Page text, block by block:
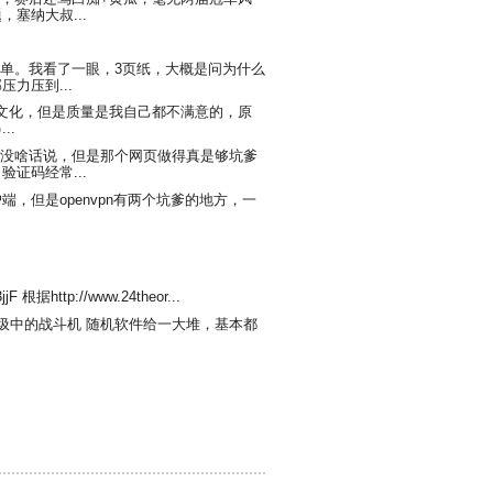
塞纳大叔...
。我看了一眼，3页纸，大概是问为什么
力压到...
化，但是质量是我自己都不满意的，原
啥话说，但是那个网页做得真是够坑爹
证码经常...
，但是openvpn有两个坑爹的地方，一
根据http://www.24theor...
中的战斗机 随机软件给一大堆，基本都